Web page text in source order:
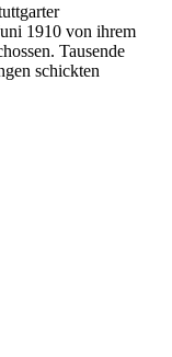
1910 von ihrem
Tausende
schickten